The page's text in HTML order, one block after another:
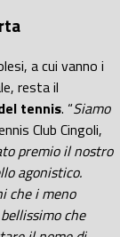
a cui vanno i
resta il
tennis. “Siamo
Club Cingoli,
premio il nostro
agonistico.
che i meno
che